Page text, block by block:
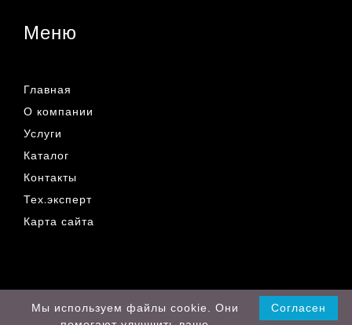
Меню
Главная
О компании
Услуги
Каталог
Контакты
Тех.эксперт
Карта сайта
Согласен
Мы используем файлы cookie. Они